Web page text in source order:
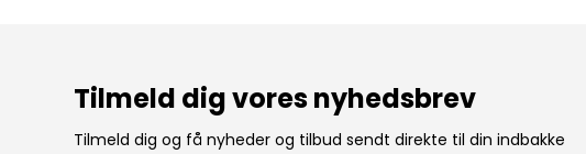
Tilmeld dig vores nyhedsbrev
Tilmeld dig og få nyheder og tilbud sendt direkte til din indbakke